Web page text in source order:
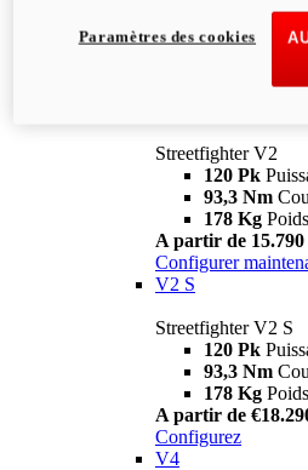
Streetfighter V2
120 Pk
93,3 Nm
178 Kg
A partir de 15.790
Configurer
V2 S
Streetfighter V2 S
120 Pk
93,3 Nm
178 Kg
A partir de
Configurez
V4
Paramètres des cookies